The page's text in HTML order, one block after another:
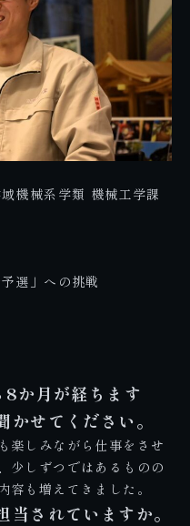
機械系学類 機械工学課
選」への挑戦
か月が経ちます
せてください。
楽しみながら仕事をさせ
少しずつではあるものの
容も増えてきました。
されていますか。